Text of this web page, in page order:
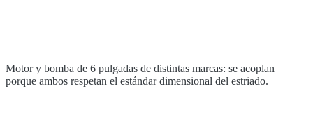
Motor y bomba de 6 pulgadas de distintas marcas: se acoplan
porque ambos respetan el estándar dimensional del estriado.